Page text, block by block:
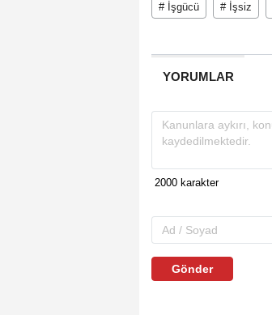
# İşgücü # İşsiz
YORUMLAR
Gönder